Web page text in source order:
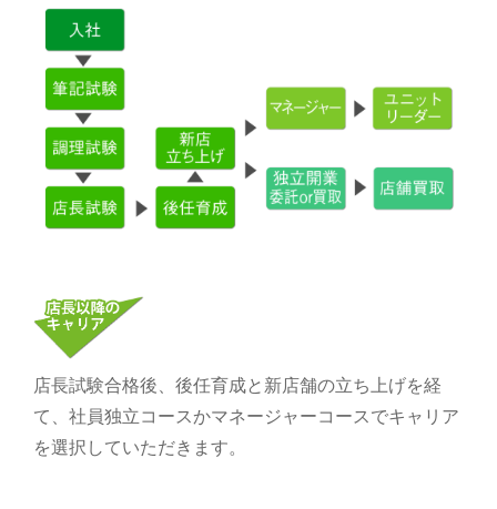
店長試験合格後、後任育成と新店舗の立ち上げを経
て、社員独立コースかマネージャーコースでキャリア
を選択していただきます。